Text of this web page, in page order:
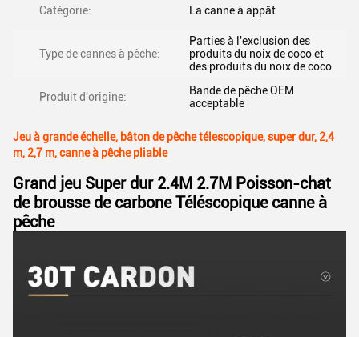
Catégorie: La canne à appât
Type de cannes à pêche:
Parties à l'exclusion des
produits du noix de coco et
des produits du noix de coco
Produit d'origine:
Bande de pêche OEM
acceptable
Jeu à grande échelle, bâton de pêche télescopique, super dur, 2,4
m, 2,7 m, canne à pêche pliable
Grand jeu Super dur 2.4M 2.7M Poisson-chat
de brousse de carbone Téléscopique canne à
pêche